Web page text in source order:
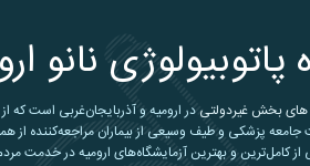
پاتوبیولوژی نانو
های بخش غیردولتیدر ارومیه و آذربایجان‌غربی است که از سال ۱۳۹۷ با
جامعه پزشکی و طیف وسیعی از بیماران مراجعه‌کننده از
از کامل‌ترین و بهترین آزمایشگاه‌های ارومیه در خدمت